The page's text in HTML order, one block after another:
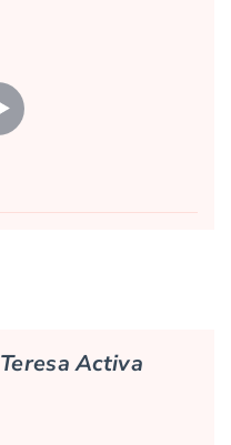
Teresa Activa